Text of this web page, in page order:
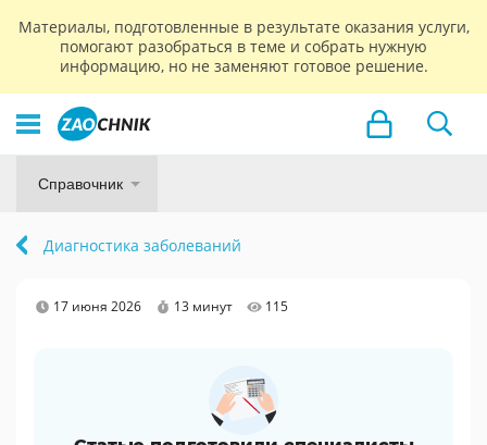
Материалы, подготовленные в результате оказания услуги,
помогают разобраться в теме и собрать нужную
информацию, но не заменяют готовое решение.
Справочник
Диагностика заболеваний
17 июня 2026 13 минут 115